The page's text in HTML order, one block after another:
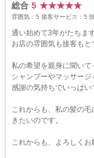
総合 5 ★★★★★
雰囲気： 5 接客サービス： 5
通い始めて3年がたちます
お店の雰囲気も接客もと
私の希望を親身に聞いて
シャンプーやマッサージ
感謝の気持ちでいっぱい
これからも、私の髪の
きたいのです。
これからも、よろしくお